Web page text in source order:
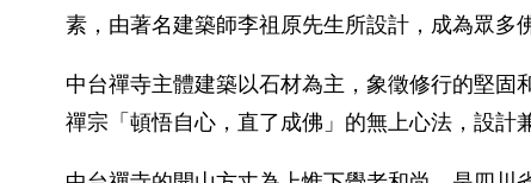
素，由著名建築師李祖原先生所設計，成為眾多
中台禪寺主體建築以石材為主，象徵修行的堅
禪宗「頓悟自心，直了成佛」的無上心法，設計